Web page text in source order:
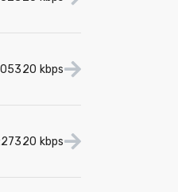
320 kbps
320 kbps